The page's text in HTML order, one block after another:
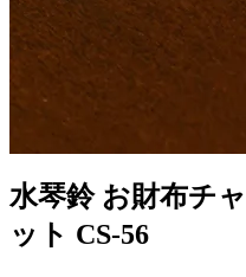
水琴鈴 お財布チ
ット CS-56